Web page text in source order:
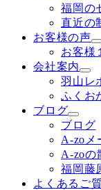
福岡の
直近の
お客様の声
お客様
会社案内
羽山レ
ふくお
ブログ
ブログ
A-zoメ
A-zoの
福岡藤
よくあるご